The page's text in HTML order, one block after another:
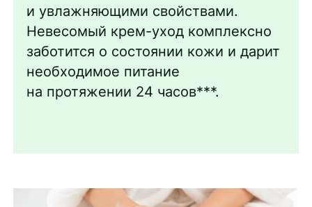
и увлажняющими свойствами.
Невесомый крем-уход комплексно
заботится о состоянии кожи и дарит
необходимое питание
на протяжении 24 часов***.